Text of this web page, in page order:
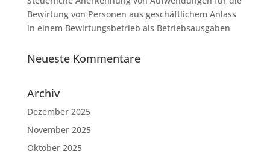
Bewirtung von Personen aus geschäftlichem Anlass
in einem Bewirtungsbetrieb als Betriebsausgaben
Neueste Kommentare
Archiv
Dezember 2025
November 2025
Oktober 2025